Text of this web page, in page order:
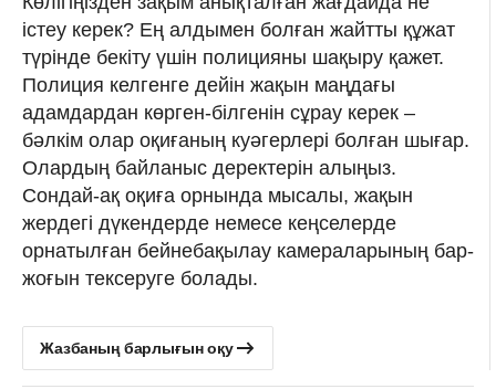
істеу керек? Ең алдымен болған жайтты құжат
түрінде бекіту үшін полицияны шақыру қажет.
Полиция келгенге дейін жақын маңдағы
адамдардан көрген-білгенін сұрау керек –
бәлкім олар оқиғаның куәгерлері болған шығар.
Олардың байланыс деректерін алыңыз.
Сондай-ақ оқиға орнында мысалы, жақын
жердегі дүкендерде немесе кеңселерде
орнатылған бейнебақылау камераларының бар-
жоғын тексеруге болады.
Жазбаның барлығын оқу